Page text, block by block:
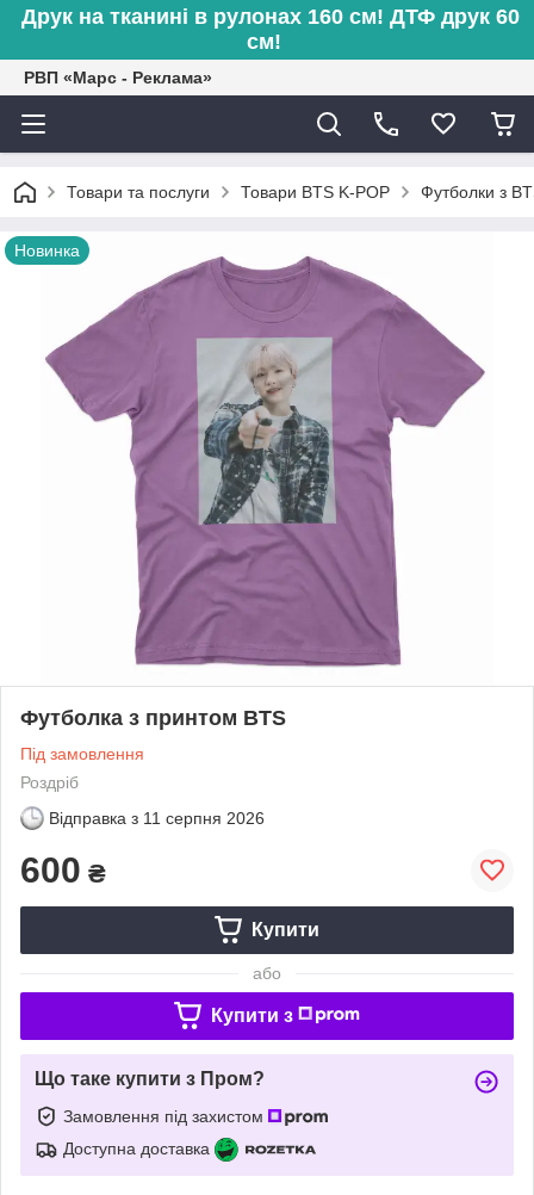
Друк на тканині в рулонах 160 см! ДТФ друк 60
см!
РВП «Марс - Реклама»
Товари та послуги Товари BTS K-POP Футболки з
Новинка
Футболка з принтом BTS
Під замовлення
Роздріб
Відправка з 11 серпня 2026
600 ₴
Купити
або
Купити з
Що таке купити з Пром?
Замовлення під захистом
Доступна доставка